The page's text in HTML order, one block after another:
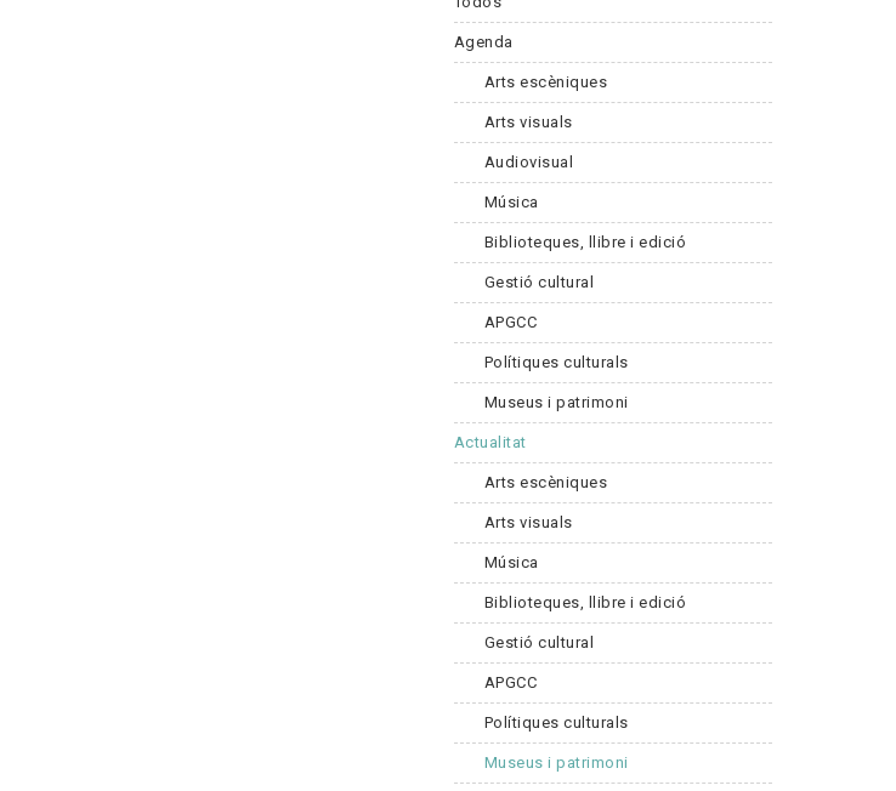
Agenda
Arts escèniques
Arts visuals
Audiovisual
Música
Biblioteques, llibre i edició
Gestió cultural
APGCC
Polítiques culturals
Museus i patrimoni
Actualitat
Arts escèniques
Arts visuals
Música
Biblioteques, llibre i edició
Gestió cultural
APGCC
Polítiques culturals
Museus i patrimoni